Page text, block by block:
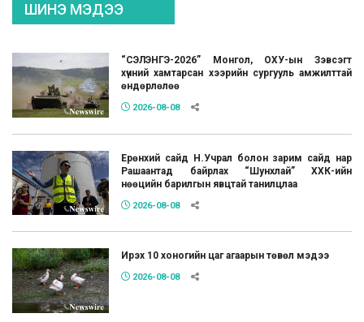
ШИНЭ МЭДЭЭ
“СЭЛЭНГЭ-2026” Монгол, ОХУ-ын Зэвсэгт
хүчний хамтарсан хээрийн сургууль амжилттай
өндөрлөлөө
2026-08-08
Ерөнхий сайд Н.Учрал болон зарим сайд нар
Рашаантад байрлах “Шунхлай” ХХК-ийн
нөөцийн барилгын явцтай танилцлаа
2026-08-08
Ирэх 10 хоногийн цаг агаарын төвөл мэдээ
2026-08-08